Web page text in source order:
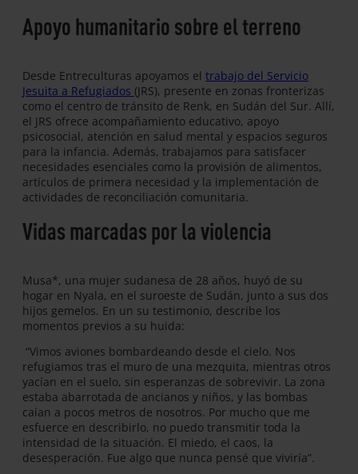
Apoyo humanitario sobre el terreno
Desde Entreculturas apoyamos el trabajo del Servicio
Jesuita a Refugiados (JRS), presente en zonas fronterizas
como el centro de tránsito de Renk, en Sudán del Sur. Allí,
el JRS ofrece acompañamiento educativo, apoyo
psicosocial, atención en salud mental y espacios seguros
para la infancia. Además, trabajamos para satisfacer
necesidades esenciales como la provisión de alimentos,
artículos de primera necesidad y la implementación de
actividades de reconciliación comunitaria.
Vidas marcadas por la violencia
Musa*, una mujer sudanesa de 28 años, huyó de su
hogar en Nyala, en el suroeste de Sudán, junto a sus dos
hijos gemelos. En un su testimonio, describe los
momentos previos a su huida:
“Vimos aviones bombardeando desde el cielo. Nos
refugiamos tras el muro de una mezquita, mientras otros
yacían en el suelo, sin esperanzas de sobrevivir. La zona
estaba abarrotada de ancianos y niños, y las bombas
caían a pocos metros de nosotros. Por mucho que me
esfuerce en describirlo, no puedo transmitir toda la
intensidad de la situación. El miedo, el caos, la
desesperación. Fue algo que nunca pensé que viviría”.